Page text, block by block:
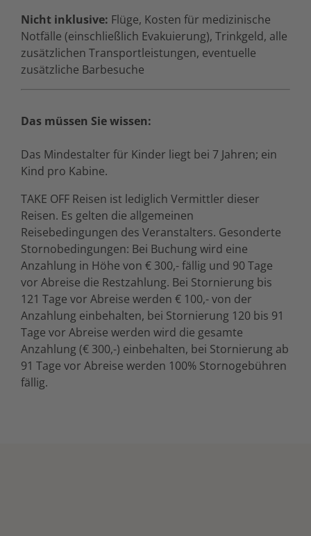
Nicht inklusive: Flüge, Kosten für medizinische
Notfälle (einschließlich Evakuierung), Trinkgeld, alle
zusätzlichen Transportleistungen, eventuelle
zusätzliche Barbesuche
Das müssen Sie wissen:
Das Mindestalter für Kinder liegt bei 7 Jahren; ein
Kind pro Kabine.
TAKE OFF Reisen ist lediglich Vermittler dieser
Reisen. Es gelten die allgemeinen
Reisebedingungen des Veranstalters. Gesonderte
Stornobedingungen: Bei Buchung wird eine
Anzahlung in Höhe von € 300,- fällig und 90 Tage
vor Abreise die Restzahlung. Bei Stornierung bis
121 Tage vor Abreise werden € 100,- von der
Anzahlung einbehalten, bei Stornierung 120 bis 91
Tage vor Abreise werden wird die gesamte
Anzahlung (€ 300,-) einbehalten, bei Stornierung ab
91 Tage vor Abreise werden 100% Stornogebühren
fällig.